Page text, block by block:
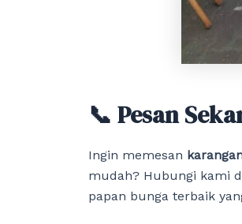
📞 Pesan
Ingin memesan
mudah? Hubungi kami
papan bunga terbaik